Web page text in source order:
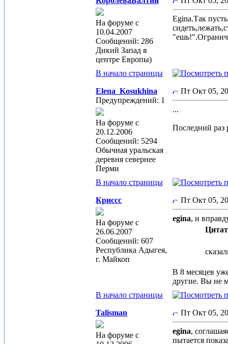
На форуме с
10.04.2007
Сообщений: 286
Дикий Запад в
центре Европы)
Egina.Так
В начало страницы
Elena_Kosukhina
Предупреждений: 1
На форуме с
20.12.2006
Сообщений: 5294
Обычная уральская
деревня севернее
Перми
Пт Окт 05,
...
Последний раз
В начало страницы
Криссс
На форуме с
26.06.2007
Сообщений: 607
Республика Адыгея,
г. Майкоп
Пт Окт 05,
egina, и
В 8 месяцев
другие. Вы не
В начало страницы
Talisman
На форуме с
Пт Окт 05,
egina,
пытается